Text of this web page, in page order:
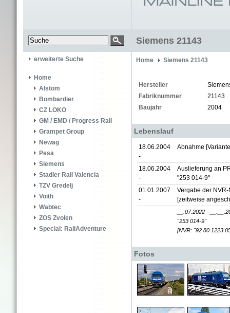
Siemens 21143
erweiterte Suche
Home
Alstom
Bombardier
CZ LOKO
GM / EMD / Progress Rail
Grampet Group
Newag
Pesa
Siemens
Stadler Rail Valencia
TZV Gredelj
Voith
Wabtec
ZOS Zvolen
Special: RailAdventure
Home Siemens 21143
Hersteller
Fabriknummer
21143
Baujahr
2004
Lebenslauf
18.06.2004
-
Abnahme
18.06.2004
-
Auslieferung an
"253 014-9"
01.01.2007
-
Vergabe der
[zeitweise
__.07.2022 -
"253 014-9"
[NVR: "92 80 1223
Fotos